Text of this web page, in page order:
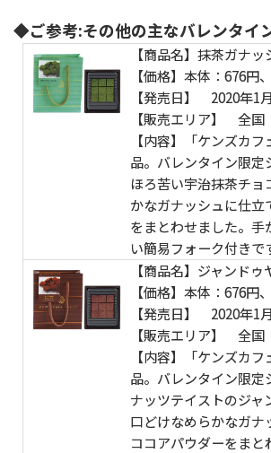
◆ご参考:その他の主なバレンタイ
【商品名】抹茶ガナッ
【価格】本体：676円
【発売日】 2020年1
【販売エリア】 全国
【内容】「ケンズカ
品。バレンタイン限定
ほろ苦い宇治抹茶チョ
かなガナッシュに仕立
をまとわせました。手
い簡易フォーク付きで
【商品名】ジャンド
【価格】本体：676円
【発売日】 2020年1
【販売エリア】 全国
【内容】「ケンズカ
品。バレンタイン限定
ナッツテイストのジャ
口どけなめらかなガナ
ココアパウダーをまと